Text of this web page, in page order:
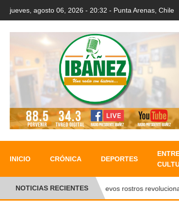
jueves, agosto 06, 2026 - 20:32 - Punta Arenas, Chile
INICIO CRÓNICA DEPORTES
NOTICIAS RECIENTESNuevos rostros revolucionan